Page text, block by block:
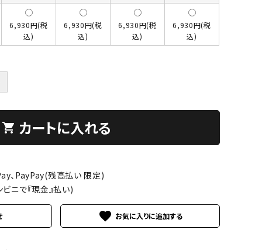
6,930円(税
込)
6,930円(税
込)
6,930円(税
込)
6,930円(税
込)
shopping_cart カートに入れる
、PayPay(残高払い 限定)
ニで『現金』払い)
favorite